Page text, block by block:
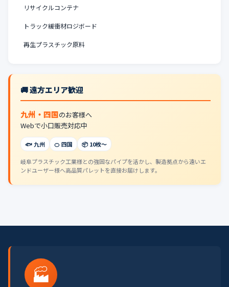
リサイクルコンテナ
トラック緩衝材ロジボード
再生プラスチック原料
🚚 遠方エリア歓迎
九州・四国のお客様へ
Webで小口販売対応中
🐟 九州 🍊 四国 📦 10枚〜
岐阜プラスチック工業様との強固なパイプを活かし、製造拠点から遠いエ
ンドユーザー様へ高品質パレットを直接お届けします。
🏭